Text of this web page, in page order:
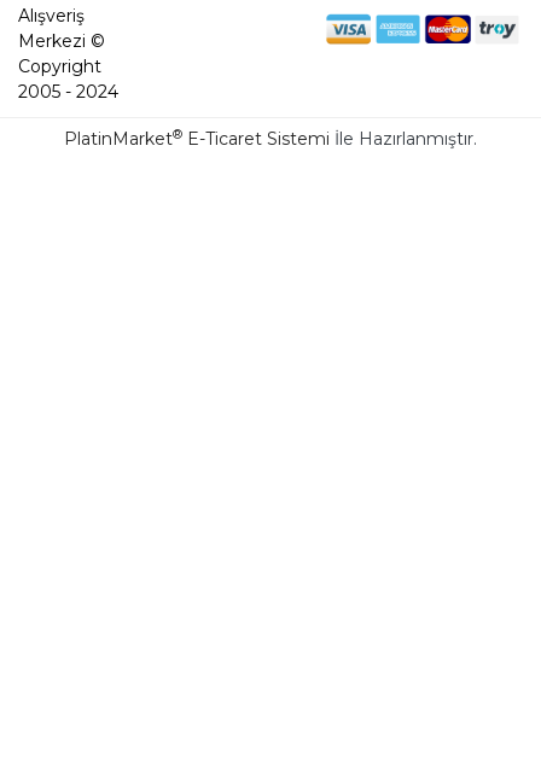
Alışveriş
Merkezi ©
Copyright
2005 - 2024
PlatinMarket® E-Ticaret Sistemi İle Hazırlanmıştır.